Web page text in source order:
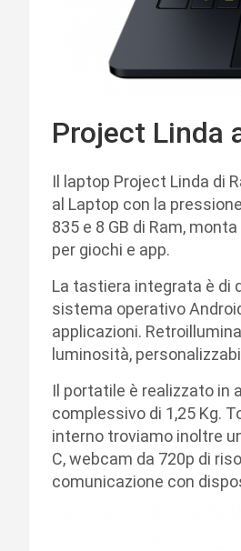
Project Linda
Il laptop Project Linda di
al Laptop con la
835 e 8 GB di Ram,
per giochi e app.
La tastiera integrata è di
sistema operativo
applicazioni.
luminosità,
Il portatile è realizzato in
complessivo di 1,25 Kg.
interno troviamo inoltre
C, webcam da 720p di
comunicazione con